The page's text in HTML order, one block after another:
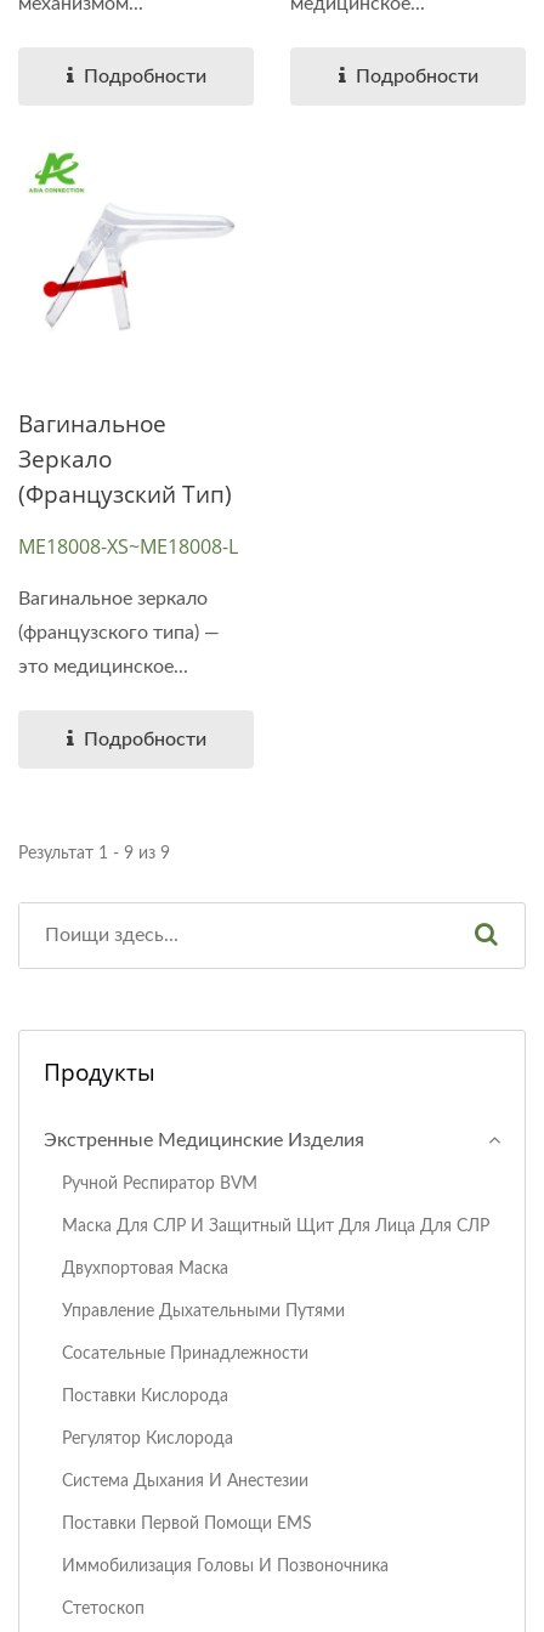
Подробности Подробности
Вагинальное
Зеркало
(французский Тип)
ME18008-XS~ME18008-L
Вагинальное зеркало
(французского типа) —
это медицинское...
Подробности
Результат 1 - 9 из 9
Продукты
Экстренные Медицинские Изделия
Ручной Респиратор BVM
Маска Для СЛР И Защитный Щит Для Лица Для СЛР
Двухпортовая Маска
Управление Дыхательными Путями
Сосательные Принадлежности
Поставки Кислорода
Регулятор Кислорода
Система Дыхания И Анестезии
Поставки Первой Помощи EMS
Иммобилизация Головы И Позвоночника
Стетоскоп